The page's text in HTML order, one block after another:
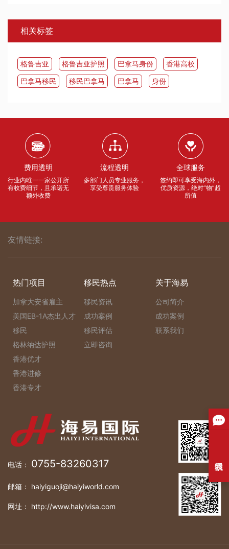
相关标签
​格鲁吉亚 格鲁吉亚护照 巴拿马身份
香港高校
​巴拿马移民
移民巴拿马 ​巴拿马 身份
费用透明
行业内唯一一家公开所
有收费细节，且承诺无
额外收费
流程透明
多部门人员专业服务，
享受尊贵服务体验
全球服务
签约即可享受海内外，
优质资源，绝对“物”超
所值
友情链接:
热门项目
加拿大安省雇主
美国EB-1A杰出人才
移民
格林纳达护照
香港优才
香港进修
香港专才
移民热点
移民资讯
成功案例
移民评估
立即咨询
关于海易
公司简介
成功案例
联系我们
电话： 0755-83260317
邮箱： haiyiguoji@haiyiworld.com
网址： http://www.haiyivisa.com